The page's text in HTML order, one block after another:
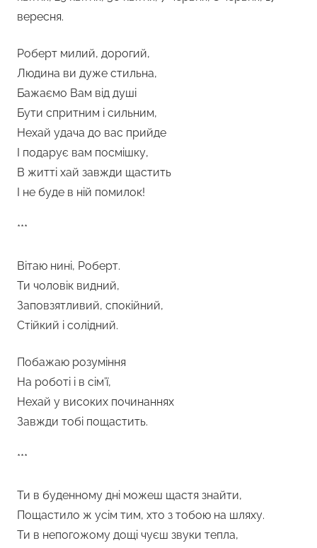
вересня.
Роберт милий, дорогий,
Людина ви дуже стильна,
Бажаємо Вам від душі
Бути спритним і сильним,
Нехай удача до вас прийде
І подарує вам посмішку,
В житті хай завжди щастить
І не буде в ній помилок!
***
Вітаю нині, Роберт.
Ти чоловік видний,
Заповзятливий, спокійний,
Стійкий і солідний.
Побажаю розуміння
На роботі і в сім’ї,
Нехай у високих починаннях
Завжди тобі пощастить.
***
Ти в буденному дні можеш щастя знайти,
Пощастило ж усім тим, хто з тобою на шляху.
Ти в непогожому дощі чуєш звуки тепла,